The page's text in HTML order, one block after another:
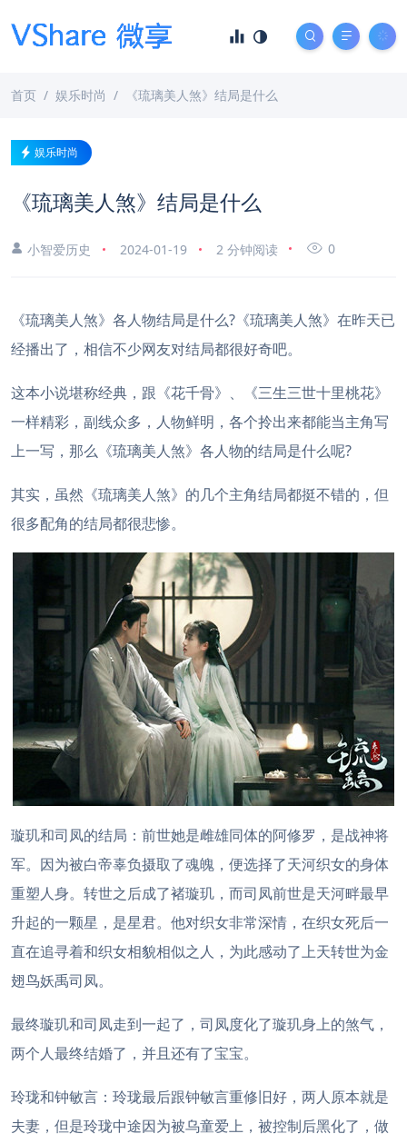
首页 娱乐时尚 《琉璃美人煞》结局是什么
娱乐时尚
《琉璃美人煞》结局是什么
小智爱历史 2024-01-19 2 分钟阅读 0
《琉璃美人煞》各人物结局是什么?《琉璃美人煞》在昨天已
经播出了，相信不少网友对结局都很好奇吧。
这本小说堪称经典，跟《花千骨》、《三生三世十里桃花》
一样精彩，副线众多，人物鲜明，各个拎出来都能当主角写
上一写，那么《琉璃美人煞》各人物的结局是什么呢?
其实，虽然《琉璃美人煞》的几个主角结局都挺不错的，但
很多配角的结局都很悲惨。
璇玑和司凤的结局：前世她是雌雄同体的阿修罗，是战神将
军。因为被白帝辜负摄取了魂魄，便选择了天河织女的身体
重塑人身。转世之后成了褚璇玑，而司凤前世是天河畔最早
升起的一颗星，是星君。他对织女非常深情，在织女死后一
直在追寻着和织女相貌相似之人，为此感动了上天转世为金
翅鸟妖禹司凤。
最终璇玑和司凤走到一起了，司凤度化了璇玑身上的煞气，
两个人最终结婚了，并且还有了宝宝。
玲珑和钟敏言：玲珑最后跟钟敏言重修旧好，两人原本就是
夫妻，但是玲珑中途因为被乌童爱上，被控制后黑化了，做